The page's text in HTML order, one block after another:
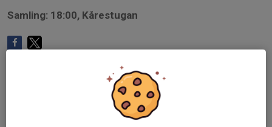
Samling: 18:00, Kårestugan